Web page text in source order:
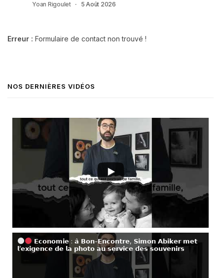
Yoan Rigoulet 5 Août 2026
Erreur : Formulaire de contact non trouvé !
NOS DERNIÈRES VIDÉOS
𝗘𝗰𝗼𝗻𝗼𝗺𝗶𝗲 : 𝗮̀ 𝗕𝗼𝗻-𝗘𝗻𝗰𝗼𝗻𝘁𝗿𝗲, 𝗦𝗶𝗺𝗼𝗻 𝗔𝗯𝗶𝗸𝗲𝗿 𝗺𝗲𝘁
𝗹’𝗲𝘅𝗶𝗴𝗲𝗻𝗰𝗲 𝗱𝗲 𝗹𝗮 𝗽𝗵𝗼𝘁𝗼 𝗮𝘂 𝘀𝗲𝗿𝘃𝗶𝗰𝗲 𝗱𝗲𝘀 𝘀𝗼𝘂𝘃𝗲𝗻𝗶𝗿𝘀